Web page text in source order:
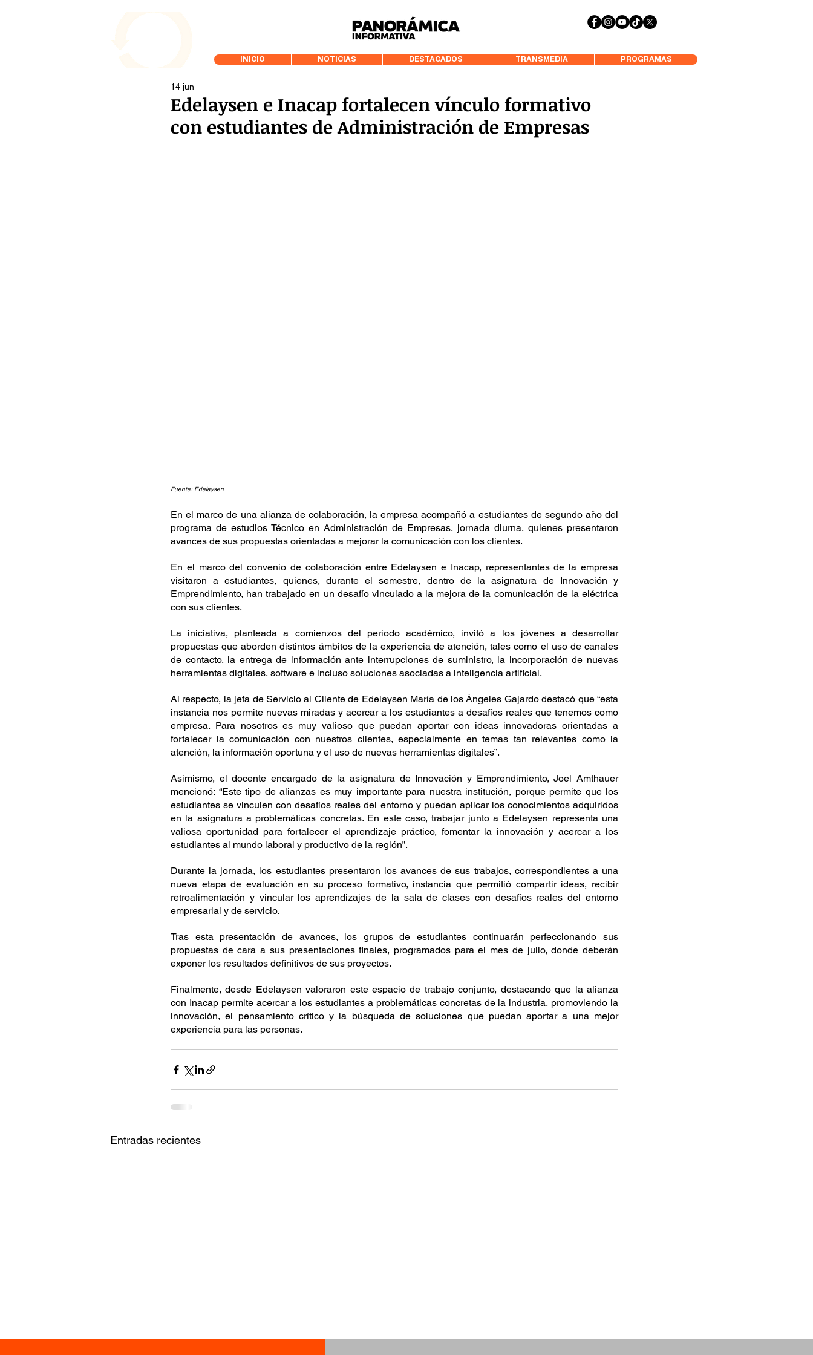
INICIO NOTICIAS DESTACADOS TRANSMEDIA PROGRAMAS
Edelaysen e Inacap fortalecen vínculo formativo
con estudiantes de Administración de Empresas
14 jun
Fuente: Edelaysen
En el marco de una alianza de colaboración, la empresa acompañó a estudiantes de segundo año del
programa de estudios Técnico en Administración de Empresas, jornada diurna, quienes presentaron
avances de sus propuestas orientadas a mejorar la comunicación con los clientes.
En el marco del convenio de colaboración entre Edelaysen e Inacap, representantes de la empresa
visitaron a estudiantes, quienes, durante el semestre, dentro de la asignatura de Innovación y
Emprendimiento, han trabajado en un desafío vinculado a la mejora de la comunicación de la eléctrica
con sus clientes.
La iniciativa, planteada a comienzos del periodo académico, invitó a los jóvenes a desarrollar
propuestas que aborden distintos ámbitos de la experiencia de atención, tales como el uso de canales
de contacto, la entrega de información ante interrupciones de suministro, la incorporación de nuevas
herramientas digitales, software e incluso soluciones asociadas a inteligencia artificial.
Al respecto, la jefa de Servicio al Cliente de Edelaysen María de los Ángeles Gajardo destacó que “esta
instancia nos permite nuevas miradas y acercar a los estudiantes a desafíos reales que tenemos como
empresa. Para nosotros es muy valioso que puedan aportar con ideas innovadoras orientadas a
fortalecer la comunicación con nuestros clientes, especialmente en temas tan relevantes como la
atención, la información oportuna y el uso de nuevas herramientas digitales”.
Asimismo, el docente encargado de la asignatura de Innovación y Emprendimiento, Joel Amthauer
mencionó: “Este tipo de alianzas es muy importante para nuestra institución, porque permite que los
estudiantes se vinculen con desafíos reales del entorno y puedan aplicar los conocimientos adquiridos
en la asignatura a problemáticas concretas. En este caso, trabajar junto a Edelaysen representa una
valiosa oportunidad para fortalecer el aprendizaje práctico, fomentar la innovación y acercar a los
estudiantes al mundo laboral y productivo de la región”.
Durante la jornada, los estudiantes presentaron los avances de sus trabajos, correspondientes a una
nueva etapa de evaluación en su proceso formativo, instancia que permitió compartir ideas, recibir
retroalimentación y vincular los aprendizajes de la sala de clases con desafíos reales del entorno
empresarial y de servicio.
Tras esta presentación de avances, los grupos de estudiantes continuarán perfeccionando sus
propuestas de cara a sus presentaciones finales, programados para el mes de julio, donde deberán
exponer los resultados definitivos de sus proyectos.
Finalmente, desde Edelaysen valoraron este espacio de trabajo conjunto, destacando que la alianza
con Inacap permite acercar a los estudiantes a problemáticas concretas de la industria, promoviendo la
innovación, el pensamiento crítico y la búsqueda de soluciones que puedan aportar a una mejor
experiencia para las personas.
Entradas recientes